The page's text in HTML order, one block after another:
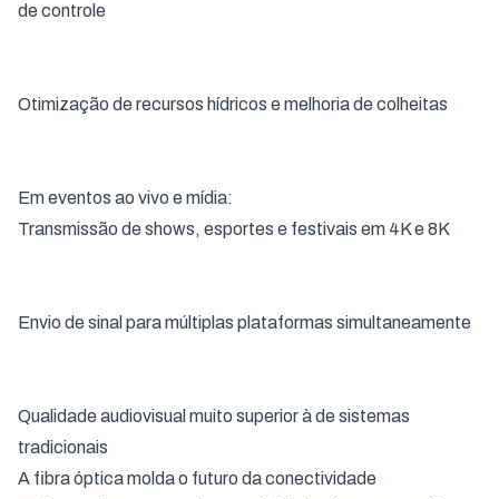
de controle
Otimização de recursos hídricos e melhoria de colheitas
Em eventos ao vivo e mídia:
Transmissão de shows, esportes e festivais em 4K e 8K
Envio de sinal para múltiplas plataformas simultaneamente
Qualidade audiovisual muito superior à de sistemas
tradicionais
A fibra óptica molda o futuro da conectividade